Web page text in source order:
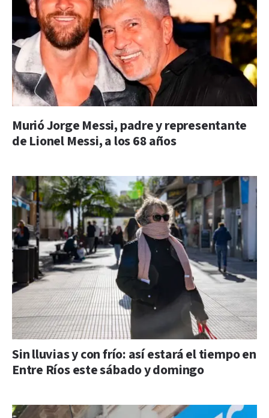
Murió Jorge Messi, padre y representante
de Lionel Messi, a los 68 años
Sin lluvias y con frío: así estará el tiempo en
Entre Ríos este sábado y domingo